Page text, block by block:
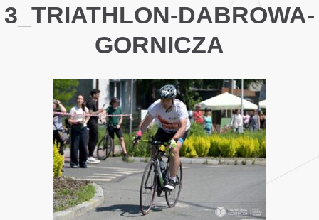
3_TRIATHLON-DABROWA-
GORNICZA